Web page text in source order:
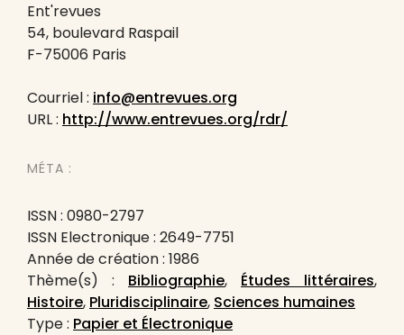
Ent'revues
54, boulevard Raspail
F-75006 Paris
Courriel : info@entrevues.org
URL : http://www.entrevues.org/rdr/
MÉTA :
ISSN : 0980-2797
ISSN Electronique : 2649-7751
Année de création : 1986
Thème(s) : Bibliographie, Études littéraires,
Histoire, Pluridisciplinaire, Sciences humaines
Type : Papier et Électronique